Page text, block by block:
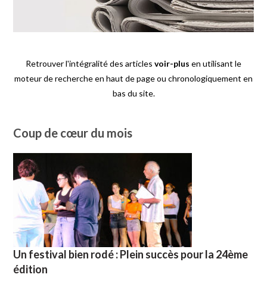
Retrouver l'intégralité des articles voir-plus en utilisant le
moteur de recherche en haut de page ou chronologiquement en
bas du site.
Coup de cœur du mois
Un festival bien rodé : Plein succès pour la 24ème
édition